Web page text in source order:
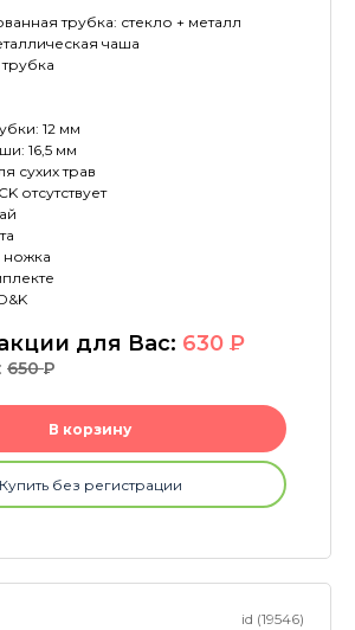
трубка: стекло + металл
чаша
12 мм
16,5 мм
сухих трав
отсутствует
ножка
для Вас: 630 P
650P
В корзину
Купить без регистрации
id (19546)